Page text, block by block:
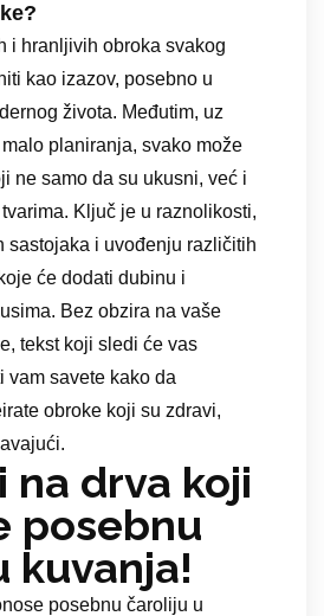
i hranljivih obroka svakog
kao izazov, posebno u
života. Međutim, uz
planiranja, svako može
ne samo da su ukusni, već i
Ključ je u raznolikosti,
sastojaka i uvođenju različitih
će dodati dubinu i
Bez obzira na vaše
tekst koji sledi će vas
vam savete kako da
obroke koji su zdravi,
na drva koji
posebnu
kuvanja!
posebnu čaroliju u